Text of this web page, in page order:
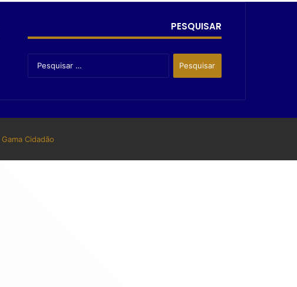
PESQUISAR
Gama Cidadão